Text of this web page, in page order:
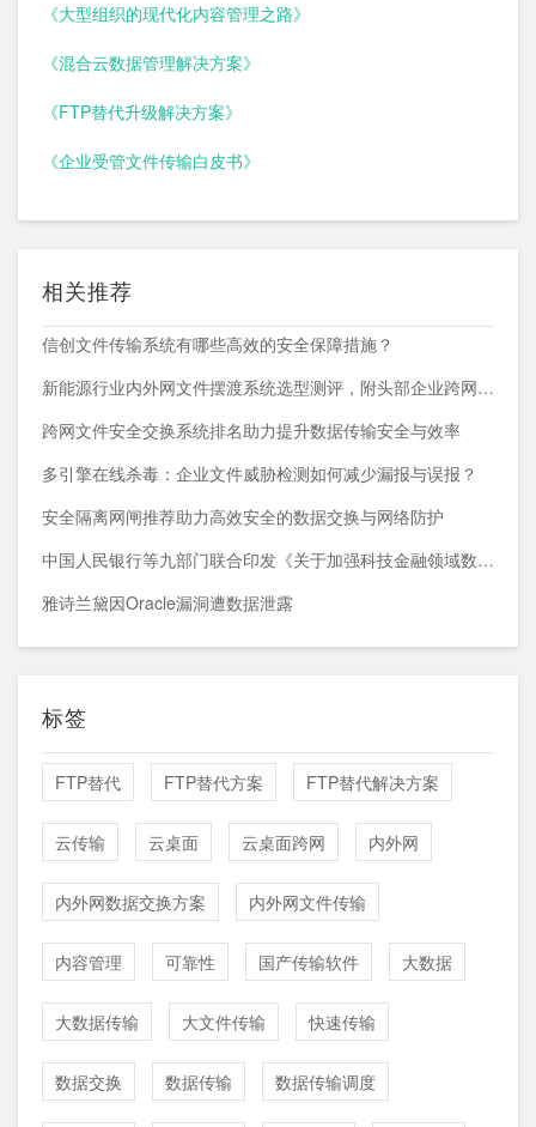
《大型组织的现代化内容管理之路》
《混合云数据管理解决方案》
《FTP替代升级解决方案》
《企业受管文件传输白皮书》
相关推荐
信创文件传输系统有哪些高效的安全保障措施？
新能源行业内外网文件摆渡系统选型测评，附头部企业跨网部署案例
跨网文件安全交换系统排名助力提升数据传输安全与效率
多引擎在线杀毒：企业文件威胁检测如何减少漏报与误报？
安全隔离网闸推荐助力高效安全的数据交换与网络防护
中国人民银行等九部门联合印发《关于加强科技金融领域数据开发利用的通知》
雅诗兰黛因Oracle漏洞遭数据泄露
标签
FTP替代 FTP替代方案 FTP替代解决方案
云传输 云桌面 云桌面跨网 内外网
内外网数据交换方案 内外网文件传输
内容管理 可靠性 国产传输软件 大数据
大数据传输 大文件传输 快速传输
数据交换 数据传输 数据传输调度